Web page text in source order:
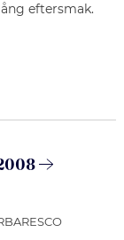
eftersmak.